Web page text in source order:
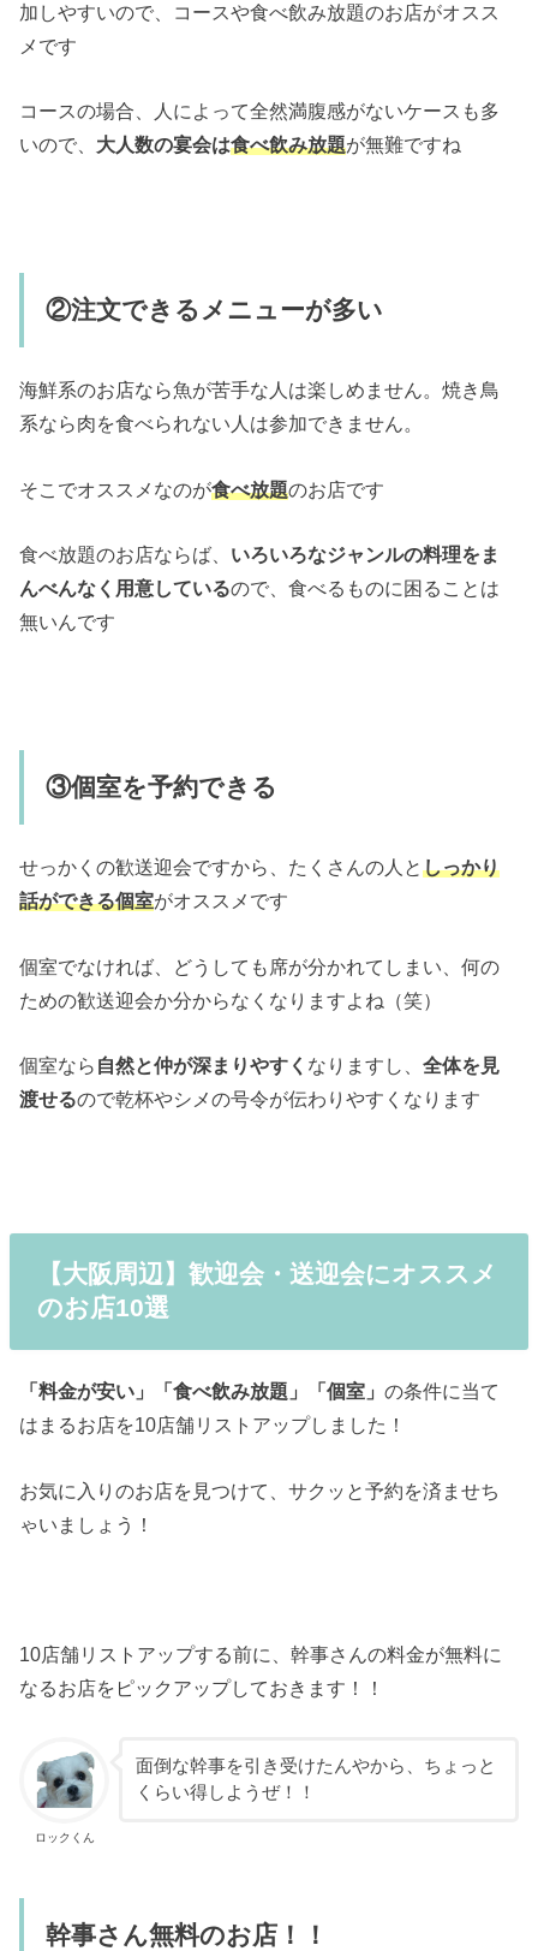
加しやすいので、コースや食べ飲み放題のお店がオスス
メです
コースの場合、人によって全然満腹感がないケースも多
いので、 大人数の宴会は食べ飲み放題が無難ですね
②注文できるメニューが多い
海鮮系のお店なら魚が苦手な人は楽しめません。焼き鳥
系なら肉を食べられない人は参加できません。
そこでオススメなのが食べ放題のお店です
食べ放題のお店ならば、 いろいろなジャンルの料理をま
んべんなく用意しているので、食べるものに困ることは
無いんです
③個室を予約できる
せっかくの歓送迎会ですから、たくさんの人としっかり
話ができる個室がオススメです
個室でなければ、どうしても席が分かれてしまい、何の
ための歓送迎会か分からなくなりますよね（笑）
個室なら 自然と仲が深まりやすく なりますし、全体を見
渡せるので乾杯やシメの号令が伝わりやすくなります
【大阪周辺】歓迎会・送迎会にオススメ
のお店10選
「料金が安い」「食べ飲み放題」「個室」の条件に当て
はまるお店を10店舗リストアップしました！
お気に入りのお店を見つけて、サクッと予約を済ませち
ゃいましょう！
10店舗リストアップする前に、幹事さんの料金が無料に
なるお店をピックアップしておきます！！
ロックくん
面倒な幹事を引き受けたんやから、ちょっと
くらい得しようぜ！！
幹事さん無料のお店！！